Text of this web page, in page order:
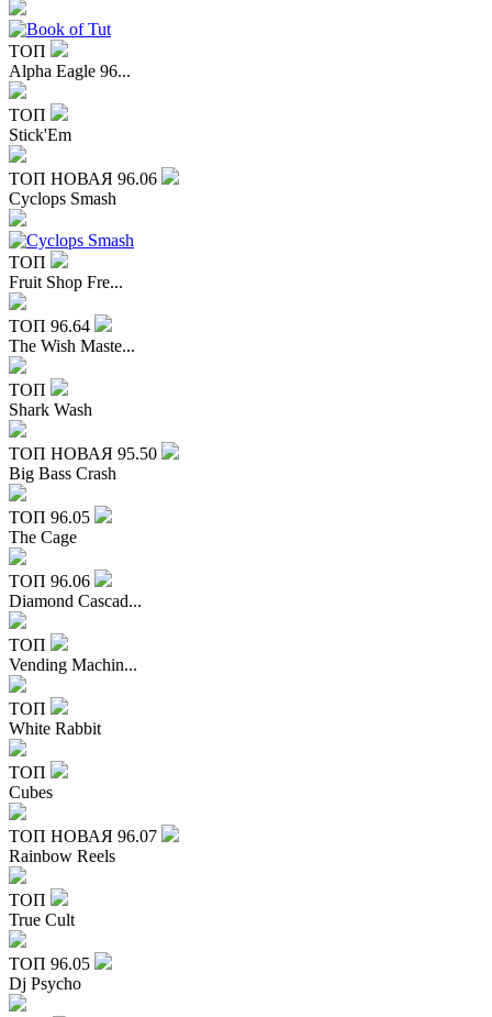
ТОП
Alpha Eagle 96...
ТОП
Stick'Em
ТОП НОВАЯ 96.06
Cyclops Smash
ТОП
Fruit Shop Fre...
ТОП 96.64
The Wish Maste...
ТОП
Shark Wash
ТОП НОВАЯ 95.50
Big Bass Crash
ТОП 96.05
The Cage
ТОП 96.06
Diamond Cascad...
ТОП
Vending Machin...
ТОП
White Rabbit
ТОП
Cubes
ТОП НОВАЯ 96.07
Rainbow Reels
ТОП
True Cult
ТОП 96.05
Dj Psycho